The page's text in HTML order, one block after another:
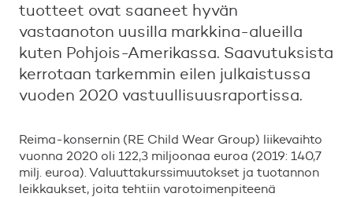
tuotteet ovat saaneet hyvän
vastaanoton uusilla markkina-alueilla
kuten Pohjois-Amerikassa. Saavutuksista
kerrotaan tarkemmin eilen julkaistussa
vuoden 2020 vastuullisuusraportissa.
Reima-konsernin (RE Child Wear Group) liikevaihto
vuonna 2020 oli 122,3 miljoonaa euroa (2019: 140,7
milj. euroa). Valuuttakurssimuutokset ja tuotannon
leikkaukset, joita tehtiin varotoimenpiteenä